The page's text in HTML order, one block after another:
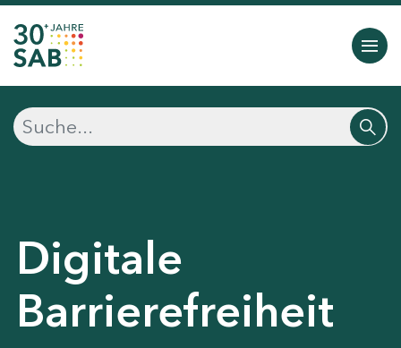
Digitale
Barrierefreiheit